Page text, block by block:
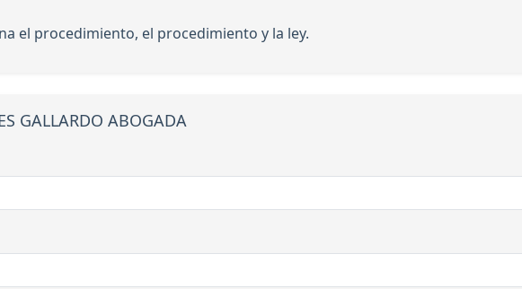
el procedimiento, el procedimiento y la ley.
GALLARDO ABOGADA